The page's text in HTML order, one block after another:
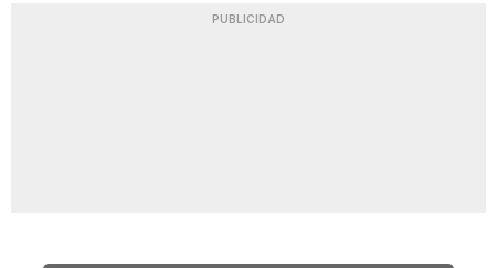
PUBLICIDAD